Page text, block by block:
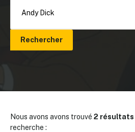
Rechercher
Nous avons avons trouvé 2 résultats
recherche :